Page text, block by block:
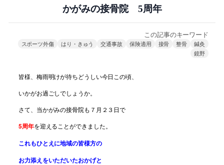
かがみの接骨院 5周年
この記事のキーワード
スポーツ外傷 はり・きゅう 交通事故 保険適用 接骨 整骨
鍼灸
鏡野
皆様、梅雨明けが待ちどうしい今日この頃、
いかがお過ごしでしょうか。
さて、当かがみの接骨院も７月２３日で
5周年を迎えることができました。
これもひとえに地域の皆様方の
お力添えをいただいたおかげと